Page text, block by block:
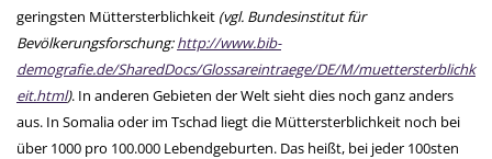
geringsten Müttersterblichkeit (vgl. Bundesinstitut für
Bevölkerungsforschung:http://www.bib-
demografie.de/SharedDocs/Glossareintraege/DE/M/muettersterblichk
eit.html). In anderen Gebieten der Welt sieht dies noch ganz anders
aus. In Somalia oder im Tschad liegt die Müttersterblichkeit noch bei
über 1000 pro 100.000 Lebendgeburten. Das heißt, bei jeder 100sten